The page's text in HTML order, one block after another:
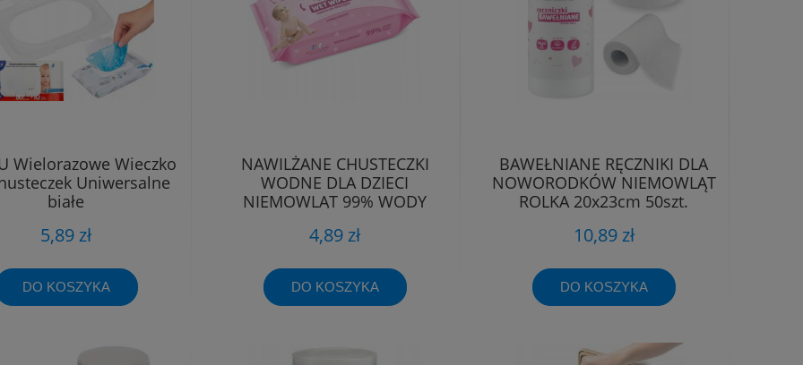
Wielorazowe Wieczko
Uniwersalne
białe
5,89 zł
DO KOSZYKA
NAWILŻANE CHUSTECZKI
WODNE DLA DZIECI
NIEMOWLĄT 99% WODY
4,89 zł
DO KOSZYKA
BAWEŁNIANE RĘCZNIKI DLA
NOWORODKÓW NIEMOWLĄT
ROLKA 20x23cm 50szt.
10,89 zł
DO KOSZYKA